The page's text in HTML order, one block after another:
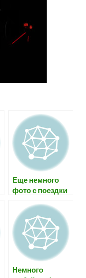
Еще немного
фото с поездки
Немного